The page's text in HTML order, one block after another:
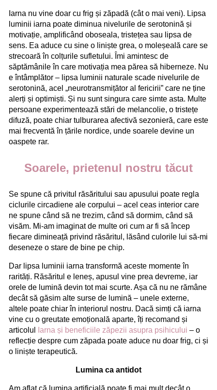
Iarna nu vine doar cu frig și zăpadă (cât o mai veni). Lipsa
luminii iarna poate diminua nivelurile de serotonină și
motivație, amplificând oboseala, tristețea sau lipsa de
sens. Ea aduce cu sine o liniște grea, o moleșeală care se
strecoară în colțurile sufletului. Îmi amintesc de
săptămânile în care motivația mea părea să hiberneze. Nu
e întâmplător – lipsa luminii naturale scade nivelurile de
serotonină, acel „neurotransmițător al fericirii” care ne ține
alerți și optimiști. Și nu sunt singura care simte asta. Multe
persoane experimentează stări de melancolie, o tristețe
difuză, poate chiar tulburarea afectivă sezonieră, care este
mai frecventă în țările nordice, unde soarele devine un
oaspete rar.
Soarele, prietenul nostru tăcut
Se spune că privitul răsăritului sau apusului poate regla
ciclurile circadiene ale corpului – acel ceas interior care
ne spune când să ne trezim, când să dormim, când să
visăm. Mi-am imaginat de multe ori cum ar fi să încep
fiecare dimineață privind răsăritul, lăsând culorile lui să-mi
deseneze o stare de bine pe chip.
Dar lipsa luminii iarna transformă aceste momente în
rarități. Răsăritul e leneș, apusul vine prea devreme, iar
orele de lumină devin tot mai scurte. Așa că nu ne rămâne
decât să găsim alte surse de lumină – unele externe,
altele poate chiar în interiorul nostru. Dacă simți că iarna
vine cu o greutate emoțională aparte, îți recomand și
articolul
Iarna și beneficiile zăpezii asupra psihicului – o
reflecție despre cum zăpada poate aduce nu doar frig, ci și
o liniște terapeutică.
Lumina ca antidot
Am aflat că lumina artificială poate fi mai mult decât o